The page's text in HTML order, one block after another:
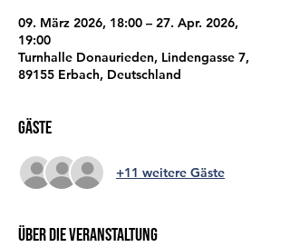
09. März 2026, 18:00 – 27. Apr. 2026,
19:00
Turnhalle Donaurieden, Lindengasse 7,
89155 Erbach, Deutschland
Gäste
+11 weitere Gäste
Über die Veranstaltung